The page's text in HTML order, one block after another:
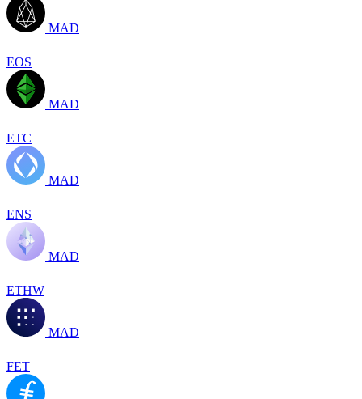
MAD
EOS
MAD
ETC
MAD
ENS
MAD
ETHW
MAD
FET